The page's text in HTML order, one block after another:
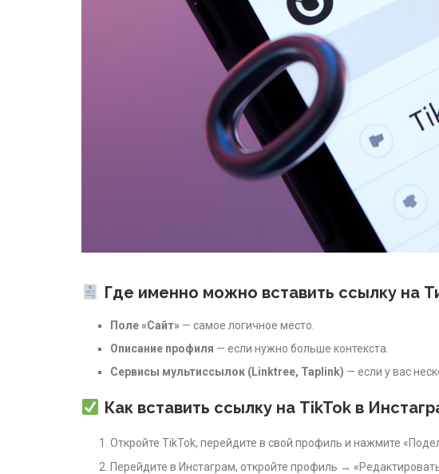
Где именно можно вставить ссылку на
Поле «Сайт» — самое логичное место.
Описание профиля — если нужно больше контекста.
Сервисы мультиссылок (Linktree, Taplink) — если у вас
Как вставить ссылку на TikTok в
Откройте TikTok, перейдите в свой профиль и нажмите
Перейдите в Инстаграм, откройте профиль →